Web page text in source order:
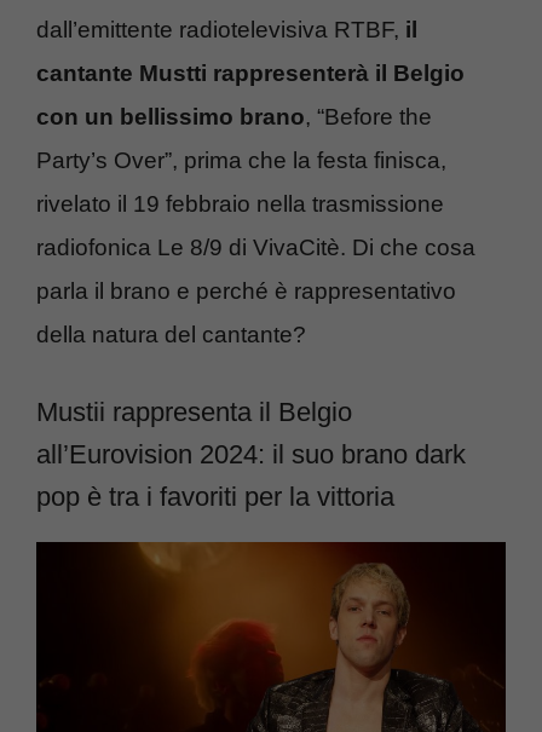
dall’emittente radiotelevisiva RTBF, il
cantante Mustti rappresenterà il Belgio
con un bellissimo brano, “Before the
Party’s Over”, prima che la festa finisca,
rivelato il 19 febbraio nella trasmissione
radiofonica Le 8/9 di VivaCitè. Di che cosa
parla il brano e perché è rappresentativo
della natura del cantante?
Mustii rappresenta il Belgio
all’Eurovision 2024: il suo brano dark
pop è tra i favoriti per la vittoria